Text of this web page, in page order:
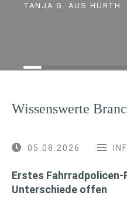
TANJA G. AUS HÜRTH
Wissenswerte
05.08.2026
Erstes
Unterschiede offen